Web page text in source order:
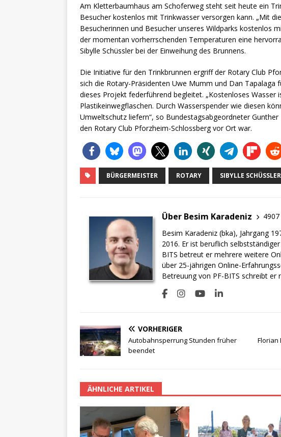
Am Kletterbaumhaus am Schoferweg steht seit heute ein
Besucher kostenlos mit Trinkwasser versorgen kann. „Mit
Besucherinnen und Besucher unseres Wildparks kostenlos
der momentan vorherrschenden Temperaturen eine
Sibylle Schüssler bei der Einweihung des Brunnens.
Die Initiative für den Trinkbrunnen ergriff der Rotary Club
sich die Rotary-Präsidenten Uwe Mumm und Dan Tapalaga
dieses Projekt federführend begleitet. „Kostenloses
Plastikeinwegflaschen. Durch Wasserspender wie diesen
Umweltschutz liefern“, so Bundestagsabgeordneter
den Rotary Club Pforzheim-Schlossberg vor Ort war.
BÜRGERMEISTER ROTARY SIBYLLE SCHÜSSLER
Über Besim Karadeniz
Besim Karadeniz (bka), Jahrgang
2016. Er ist beruflich
BITS betreut er mehrere weitere
über 25-jährigen Online-
Betreuung von PF-BITS schreibt er
VORHERIGER
Autobahnsperrung Stunden früher
beendet
Florian
ÄHNLICHE ARTIKEL